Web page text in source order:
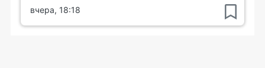
вчера, 18:18